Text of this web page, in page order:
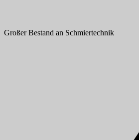
Großer Bestand an Schmiertechnik